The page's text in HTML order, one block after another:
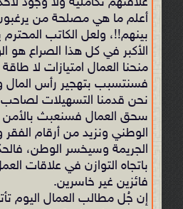
أعلم ما هي مصلحة من
بينهم!!، ولعل الكاتب
الأكبر في كل هذا الصراع هو
منحنا العمال امتيازات لا
فسنتسبب بتهجير رأس المال
نحن قدمنا التسهيلات
سحق العمال فسنعبث بالأمن
الوطني ونزيد من أرقام الفقر
الجريمة وسيخسر الوطن،
باتجاه التوازن في علاقات
فائزين غير خاسرين.
إن جُل مطالب العمال اليوم